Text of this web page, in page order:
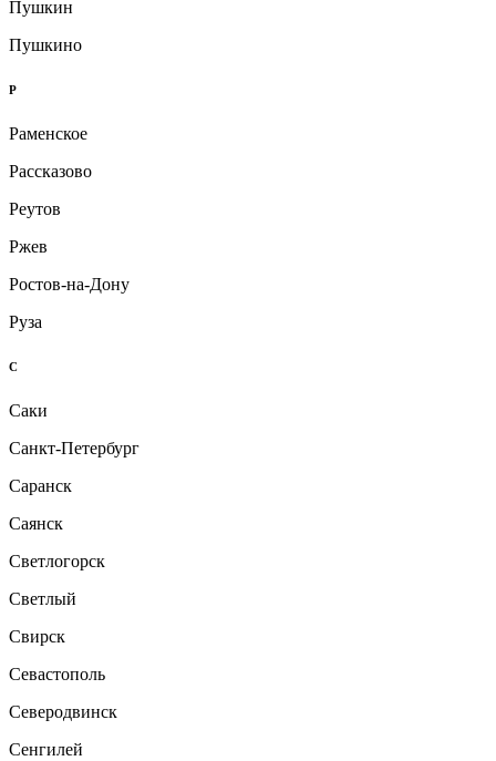
Пушкин
Пушкино
Р
Раменское
Рассказово
Реутов
Ржев
Ростов-на-Дону
Руза
С
Саки
Санкт-Петербург
Саранск
Саянск
Светлогорск
Светлый
Свирск
Севастополь
Северодвинск
Сенгилей